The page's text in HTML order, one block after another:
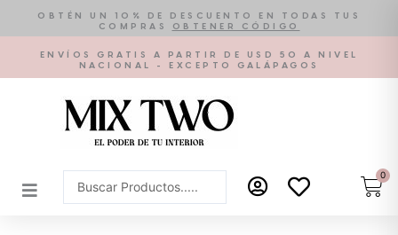
contenido
OBTÉN UN 10% DE DESCUENTO EN TODAS TUS
COMPRAS
OBTENER CÓDIGO
ENVÍOS GRATIS A PARTIR DE USD 50 A NIVEL
NACIONAL - EXCEPTO GALÁPAGOS
Search
...
0